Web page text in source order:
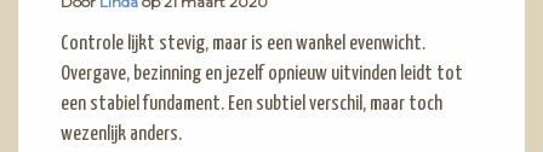
Controle lijkt stevig, maar is een wankel evenwicht.
Overgave, bezinning en jezelf opnieuw uitvinden leidt tot
een stabiel fundament. Een subtiel verschil, maar toch
wezenlijk anders.